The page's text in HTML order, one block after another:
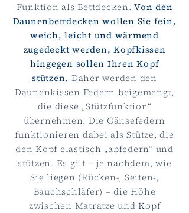
Funktion als Bettdecken.Von den
Daunenbettdecken wollen Sie fein,
weich, leicht und wärmend
zugedeckt werden, Kopfkissen
hingegen sollen Ihren Kopf
stützen. Daher werden den
Daunenkissen Federn beigemengt,
die diese „Stützfunktion“
übernehmen. Die Gänsefedern
funktionieren dabei als Stütze, die
den Kopf elastisch „abfedern“ und
stützen. Es gilt – je nachdem, wie
Sie liegen (Rücken-, Seiten-,
Bauchschläfer) – die Höhe
zwischen Matratze und Kopf